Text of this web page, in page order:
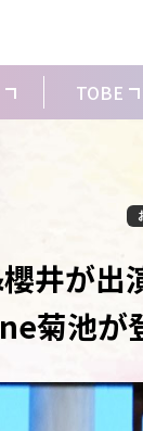
TOBE
井が
菊池が